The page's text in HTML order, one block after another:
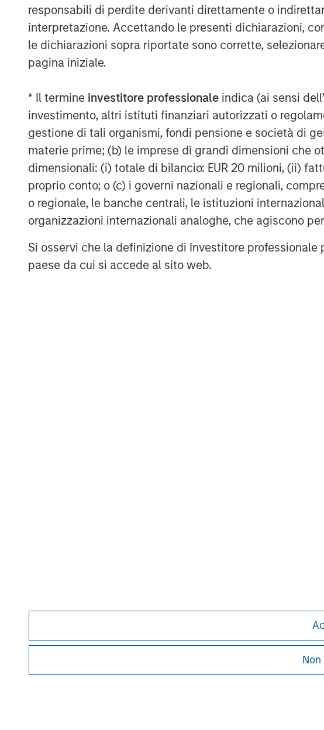
responsabili di perdite derivanti direttamente o
interpretazione. Accettando le presenti dichiarazioni,
le dichiarazioni sopra riportate sono corrette,
pagina iniziale.
* Il termine investitore professionale indica (ai sensi
investimento, altri istituti finanziari autorizzati o
gestione di tali organismi, fondi pensione e società di
materie prime; (b) le imprese di grandi dimensioni che
dimensionali: (i) totale di bilancio: EUR 20 milioni, (ii)
proprio conto; o (c) i governi nazionali e regionali,
o regionale, le banche centrali, le istituzioni
organizzazioni internazionali analoghe, che agiscono
Si osservi che la definizione di Investitore
paese da cui si accede al sito web.
About Morgan Stanley Real Estate Investing
Morgan Stanley Real Estate Investing (MSREI) is
estate investment management business of
MSREI employs a patient, disciplined approach
/ opportunistic and regional core / core-plus real
strategies. With 17 offices throughout the U.S.,
teams of dedicated real estate professionals
perspective with local presence and significant
expertise. MSREI currently manages $55 billion
assets worldwide on behalf of its clients.
About Morgan Stanley Investment Management
Morgan Stanley Investment Management,
advisory affiliates, has more than 1,400
Morgan Stanley